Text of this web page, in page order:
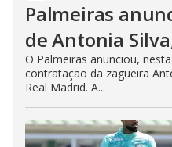
Palmeiras
de Antonia
O Palmeiras anunciou,
contratação da zagueira
Real Madrid. A...